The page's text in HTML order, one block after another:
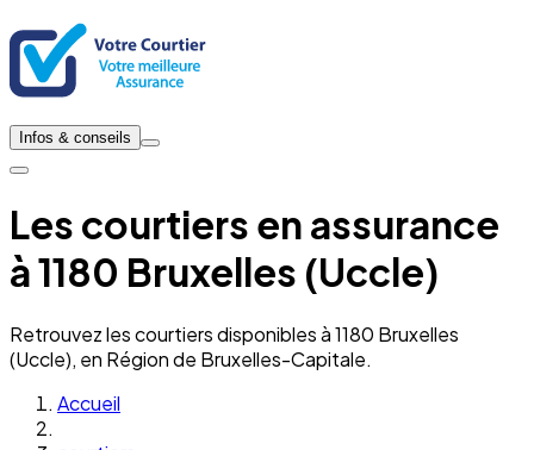
Infos & conseils
Les courtiers en assurance
à 1180 Bruxelles (Uccle)
Retrouvez les courtiers disponibles à 1180 Bruxelles
(Uccle), en Région de Bruxelles-Capitale.
Accueil